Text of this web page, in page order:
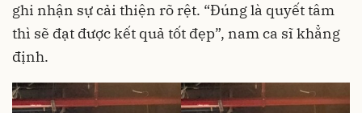
ghi nhận sự cải thiện rõ rệt. “Đúng là quyết tâm
thì sẽ đạt được kết quả tốt đẹp”, nam ca sĩ khẳng
định.